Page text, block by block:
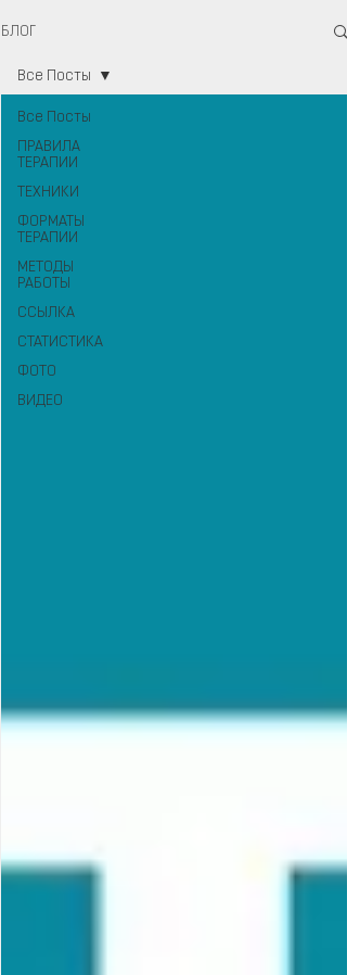
БЛОГ
Все Посты
ПРАВИЛА
ТЕРАПИИ
ТЕХНИКИ
ФОРМАТЫ
ТЕРАПИИ
МЕТОДЫ
РАБОТЫ
ССЫЛКА
СТАТИСТИКА
ФОТО
ВИДЕО
Все Посты